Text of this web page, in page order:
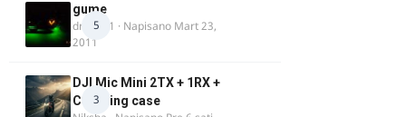
5
gume
dragan1 · Napisano Mart 23,
2011
3
DJI Mic Mini 2TX + 1RX +
Charging case